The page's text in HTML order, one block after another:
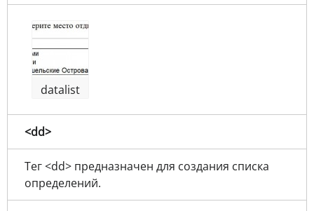
datalist
<dd>
Тег <dd> предназначен для создания списка
определений.